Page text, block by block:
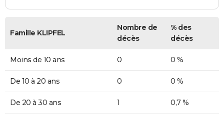
Famille KLIPFEL
Nombre de
décès
% des
décès
Moins de 10 ans 0 0 %
De 10 à 20 ans 0 0 %
De 20 à 30 ans 1 0,7 %